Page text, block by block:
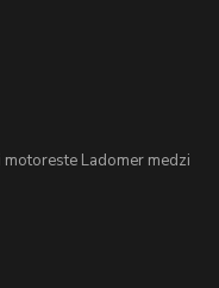
motoreste Ladomer medzi